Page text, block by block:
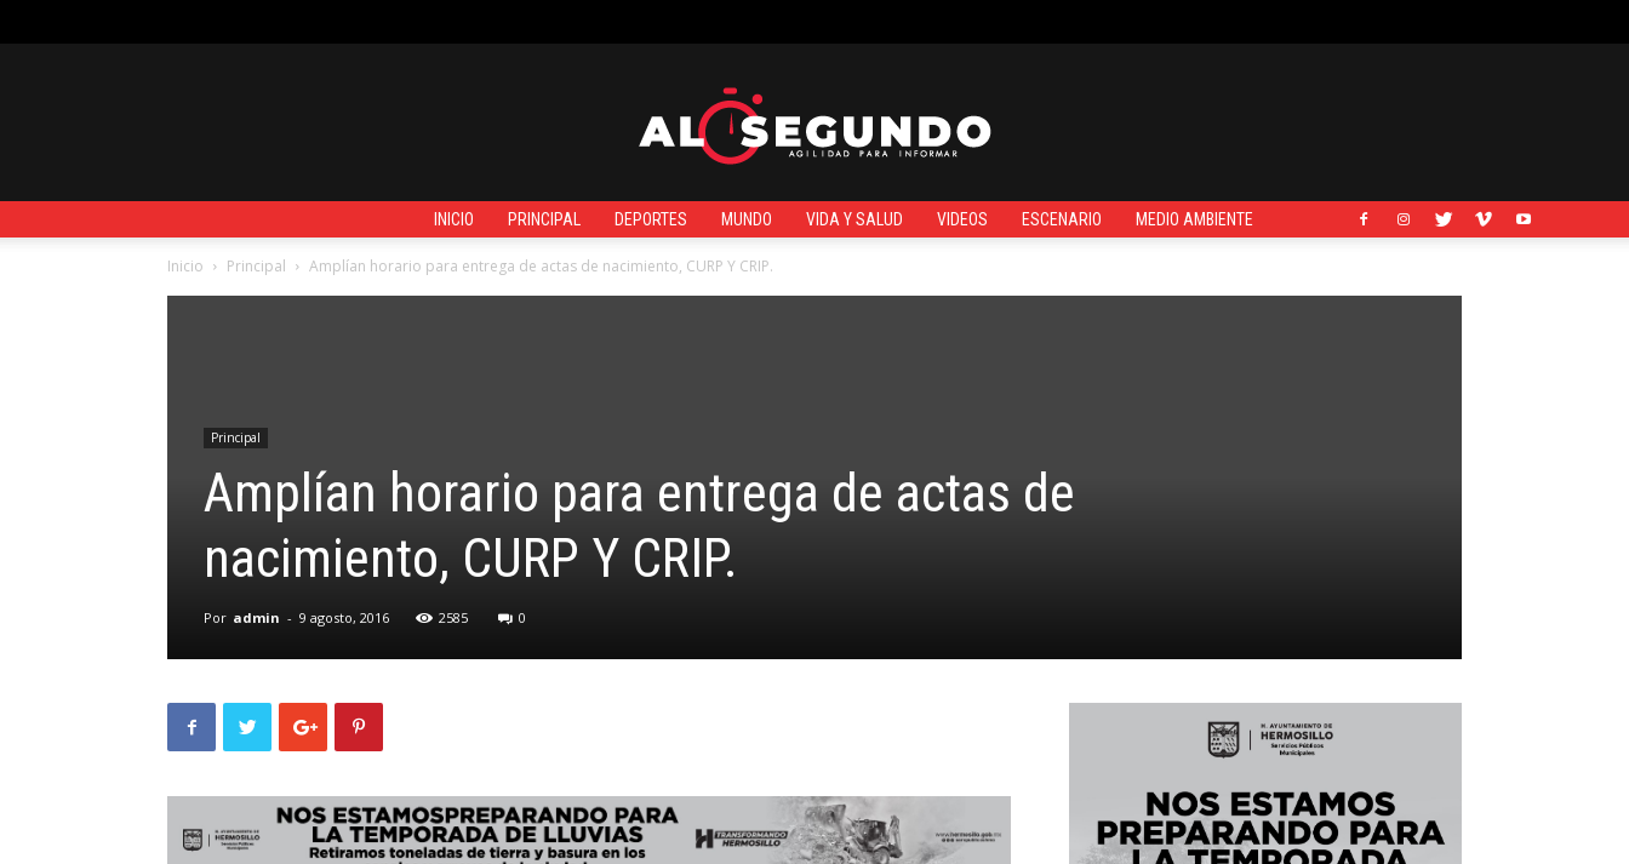
INICIO PRINCIPAL DEPORTES MUNDO VIDA Y SALUD VIDEOS ESCENARIO MEDIO AMBIENTE
Inicio Principal Amplían horario para entrega de actas de nacimiento, CURP Y CRIP.
Principal
Amplían horario para entrega de actas de
nacimiento, CURP Y CRIP.
Por admin - 9 agosto, 2016 2585 0